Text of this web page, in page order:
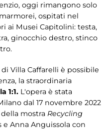
oggi rimangono solo
ospitati nel
ai Musei Capitolini: testa,
ginocchio destro, stinco
Villa Caffarelli è possibile
la straordinaria
1:1. L'opera è stata
dal 17 novembre 2022
della mostra Recycling
Anna Anguissola con